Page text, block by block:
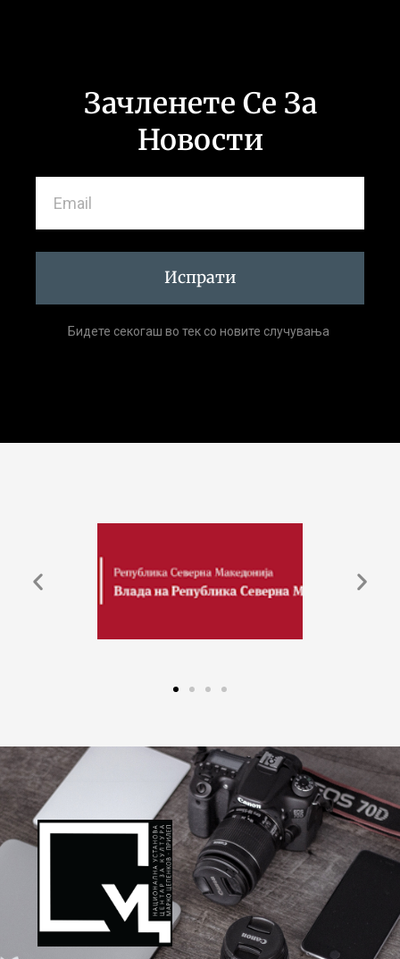
Зачленете Се За
Новости
Испрати
Бидете секогаш во тек со новите случувања